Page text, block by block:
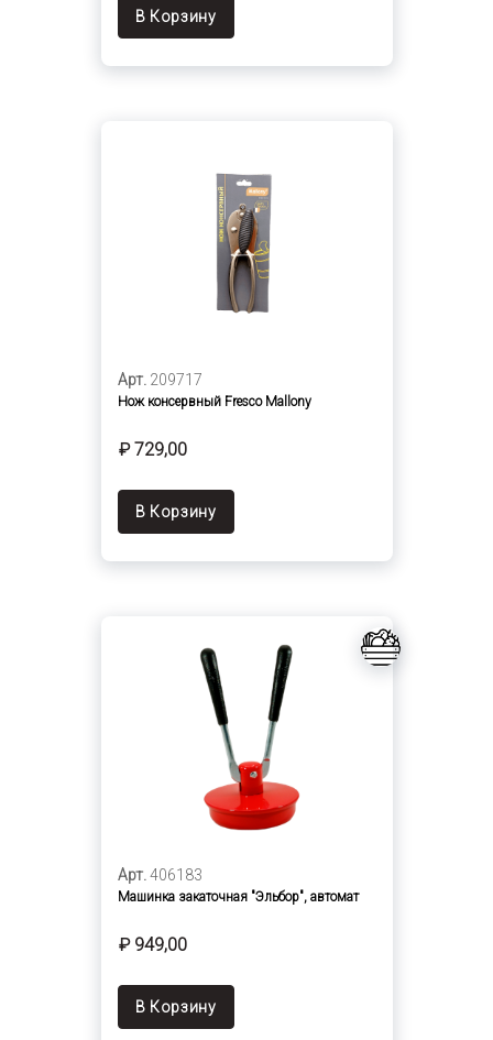
В Корзину
Арт. 209717
Нож консервный Fresco Mallony
₽ 729,00
В Корзину
Арт. 406183
Машинка закаточная "Эльбор", автомат
₽ 949,00
В Корзину